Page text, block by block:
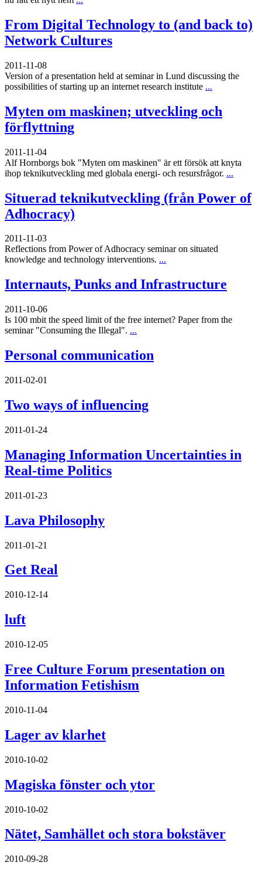
From Digital Technology to (and back to)
Network Cultures
2011-11-08
Version of a presentation held at seminar in Lund discussing the
possibilities of starting up an internet research institute ...
Myten om maskinen; utveckling och
förflyttning
2011-11-04
Alf Hornborgs bok "Myten om maskinen" är ett försök att knyta
ihop teknikutveckling med globala energi- och resursfrågor. ...
Situerad teknikutveckling (från Power of
Adhocracy)
2011-11-03
Reflections from Power of Adhocracy seminar on situated
knowledge and technology interventions. ...
Internauts, Punks and Infrastructure
2011-10-06
Is 100 mbit the speed limit of the free internet? Paper from the
seminar "Consuming the Illegal". ...
Personal communication
2011-02-01
Two ways of influencing
2011-01-24
Managing Information Uncertainties in
Real-time Politics
2011-01-23
Lava Philosophy
2011-01-21
Get Real
2010-12-14
luft
2010-12-05
Free Culture Forum presentation on
Information Fetishism
2010-11-04
Lager av klarhet
2010-10-02
Magiska fönster och ytor
2010-10-02
Nätet, Samhället och stora bokstäver
2010-09-28